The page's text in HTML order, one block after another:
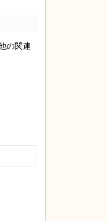
の関連